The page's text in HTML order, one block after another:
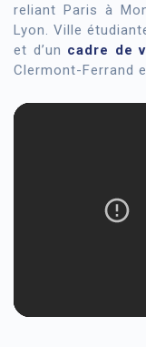
reliant Paris à
Lyon. Ville
et d’un cadre de
Clermont-Ferrand